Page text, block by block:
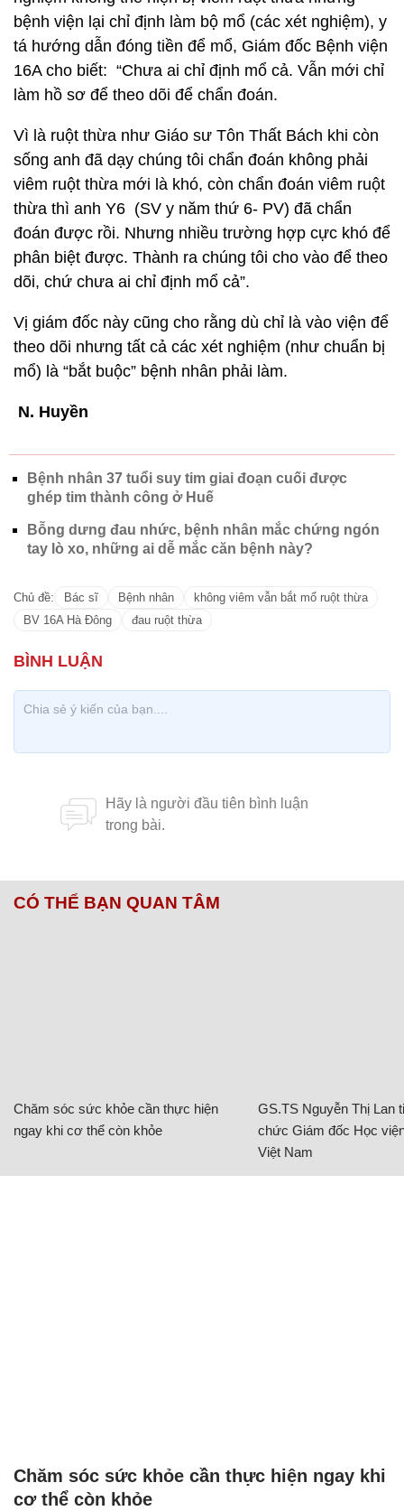
bệnh viện lại chỉ định làm bộ mổ (các xét nghiệm), y
tá hướng dẫn đóng tiền để mổ, Giám đốc Bệnh viện
16A cho biết: “Chưa ai chỉ định mổ cả. Vẫn mới chỉ
làm hồ sơ để theo dõi để chẩn đoán.
Vì là ruột thừa như Giáo sư Tôn Thất Bách khi còn
sống anh đã dạy chúng tôi chẩn đoán không phải
viêm ruột thừa mới là khó, còn chẩn đoán viêm ruột
thừa thì anh Y6 (SV y năm thứ 6- PV) đã chẩn
đoán được rồi. Nhưng nhiều trường hợp cực khó để
phân biệt được. Thành ra chúng tôi cho vào để theo
dõi, chứ chưa ai chỉ định mổ cả”.
Vị giám đốc này cũng cho rằng dù chỉ là vào viện để
theo dõi nhưng tất cả các xét nghiệm (như chuẩn bị
mổ) là “bắt buộc” bệnh nhân phải làm.
N. Huyền
Bệnh nhân 37 tuổi suy tim giai đoạn cuối được
ghép tim thành công ở Huế
Bỗng dưng đau nhức, bệnh nhân mắc chứng ngón
tay lò xo, những ai dễ mắc căn bệnh này?
Chủ đề: Bác sĩ Bệnh nhân
không viêm vẫn bắt mổ ruột thừa
BV 16A Hà Đông
đau ruột thừa
CÓ THỂ BẠN QUAN TÂM
Chăm sóc sức khỏe cần thực hiện
ngay khi cơ thể còn khỏe
GS.TS Nguyễn Thị Lan
chức Giám đốc Học
Việt Nam
Chăm sóc sức khỏe cần thực hiện ngay khi
cơ thể còn khỏe